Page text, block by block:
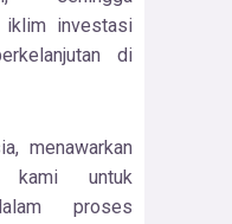
iklim investasi
di
menawarkan
kami untuk
proses